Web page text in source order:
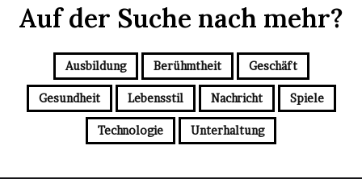
Auf der Suche nach mehr?
Ausbildung Berühmtheit Geschäft
Gesundheit Lebensstil Nachricht Spiele
Technologie Unterhaltung